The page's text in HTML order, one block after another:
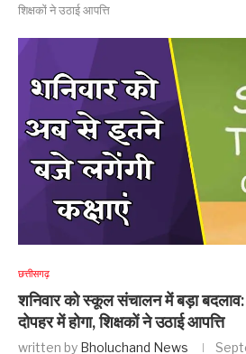
शिक्षकों ने उठाई आपत्ति
छत्तीसगढ़
शनिवार को स्कूल संचालन में बड़ा
दोपहर में होगा, शिक्षकों ने उठाई आपत्ति
written by Bholuchand News